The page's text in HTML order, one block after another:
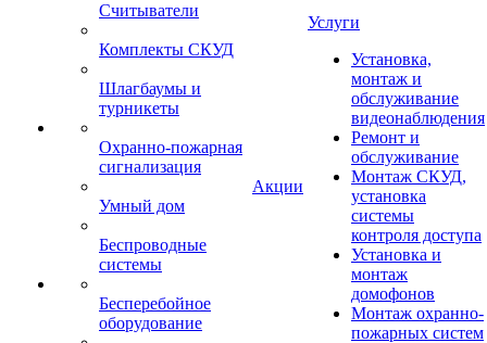
Считыватели
Комплекты СКУД
Шлагбаумы и
турникеты
Охранно-пожарная
сигнализация
Умный дом
Беспроводные
системы
Бесперебойное
оборудование
Акции
Услуги
Установка,
монтаж и
обслуживание
видеонаблюдения
Ремонт и
обслуживание
Монтаж СКУД,
установка
системы
контроля доступа
Установка и
монтаж
домофонов
Монтаж охранно-
пожарных систем